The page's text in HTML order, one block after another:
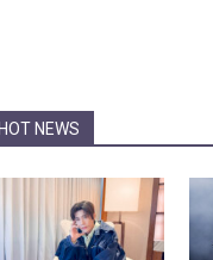
HOT NEWS